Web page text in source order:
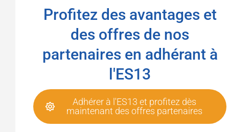
Profitez des avantages et
des offres de nos
partenaires en adhérant à
l'ES13
Adhérer à l'ES13 et profitez dès
maintenant des offres partenaires